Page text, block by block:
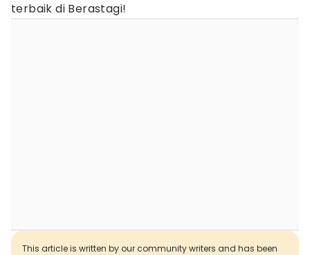
terbaik di Berastagi!
This article is written by our community writers and has been